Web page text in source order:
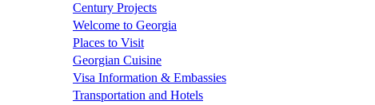
Century Projects
Welcome to Georgia
Places to Visit
Georgian Cuisine
Visa Information & Embassies
Transportation and Hotels